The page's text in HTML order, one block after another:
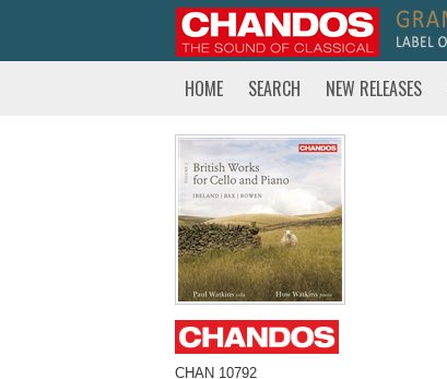
HOME SEARCH NEW RELEASES
CHAN 10792